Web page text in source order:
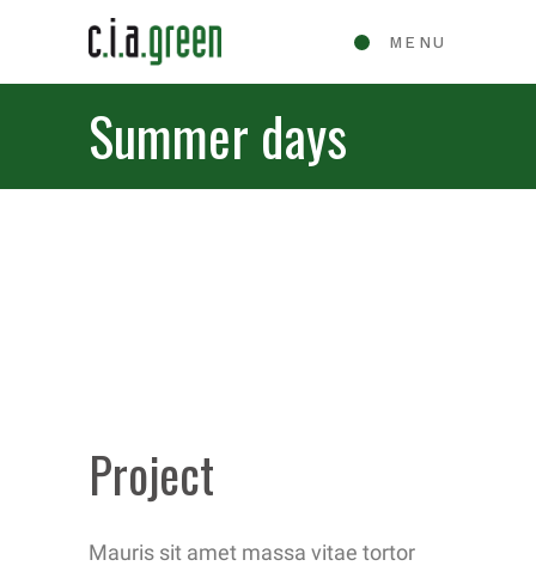
MENU
Summer days
Project
Mauris sit amet massa vitae tortor